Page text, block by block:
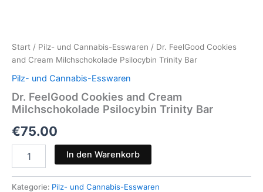
Start / Pilz- und Cannabis-Esswaren / Dr. FeelGood Cookies
and Cream Milchschokolade Psilocybin Trinity Bar
Pilz- und Cannabis-Esswaren
Dr. FeelGood Cookies and Cream
Milchschokolade Psilocybin Trinity Bar
€75.00
FeelGood
and
In den Warenkorb
Kategorie: Pilz- und Cannabis-Esswaren